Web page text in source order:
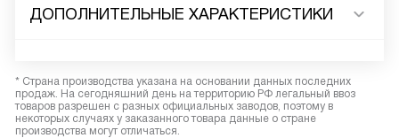
ДОПОЛНИТЕЛЬНЫЕ ХАРАКТЕРИСТИКИ
* Страна производства указана на основании данных последних
продаж. На сегодняшний день на территорию РФ легальный ввоз
товаров разрешен с разных официальных заводов, поэтому в
некоторых случаях у заказанного товара данные о стране
производства могут отличаться.